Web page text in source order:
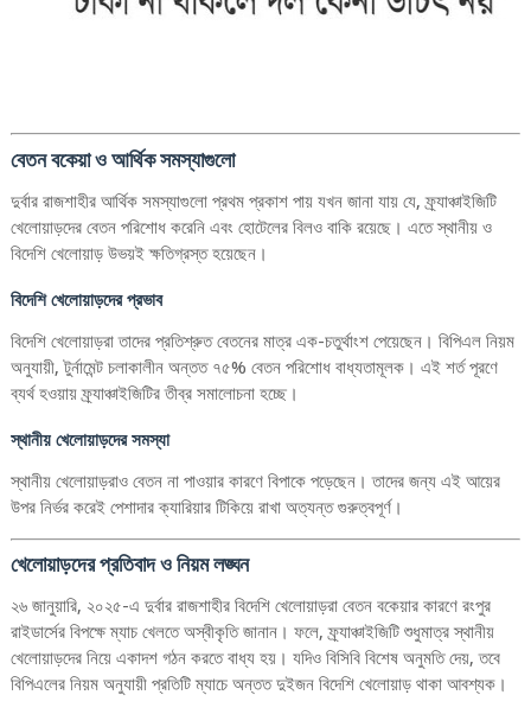
বেতন বকেয়া ও আর্থিক সমস্যাগুলো
দুর্বার রাজশাহীর আর্থিক সমস্যাগুলো প্রথম প্রকাশ পায় যখন জানা যায় যে, ফ্র্যাঞ্চাইজিটি
খেলোয়াড়দের বেতন পরিশোধ করেনি এবং হোটেলের বিলও বাকি রয়েছে। এতে স্থানীয় ও
বিদেশি খেলোয়াড় উভয়ই ক্ষতিগ্রস্ত হয়েছেন।
বিদেশি খেলোয়াড়দের প্রভাব
বিদেশি খেলোয়াড়রা তাদের প্রতিশ্রুত বেতনের মাত্র এক-চতুর্থাংশ পেয়েছেন। বিপিএল নিয়ম
অনুযায়ী, টুর্নামেন্ট চলাকালীন অন্তত ৭৫% বেতন পরিশোধ বাধ্যতামূলক। এই শর্ত পূরণে
ব্যর্থ হওয়ায় ফ্র্যাঞ্চাইজিটির তীব্র সমালোচনা হচ্ছে।
স্থানীয় খেলোয়াড়দের সমস্যা
স্থানীয় খেলোয়াড়রাও বেতন না পাওয়ার কারণে বিপাকে পড়েছেন। তাদের জন্য এই আয়ের
উপর নির্ভর করেই পেশাদার ক্যারিয়ার টিকিয়ে রাখা অত্যন্ত গুরুত্বপূর্ণ।
খেলোয়াড়দের প্রতিবাদ ও নিয়ম লঙ্ঘন
২৬ জানুয়ারি, ২০২৫-এ দুর্বার রাজশাহীর বিদেশি খেলোয়াড়রা বেতন বকেয়ার কারণে রংপুর
রাইডার্সের বিপক্ষে ম্যাচ খেলতে অস্বীকৃতি জানান। ফলে, ফ্র্যাঞ্চাইজিটি শুধুমাত্র স্থানীয়
খেলোয়াড়দের নিয়ে একাদশ গঠন করতে বাধ্য হয়। যদিও বিসিবি বিশেষ অনুমতি দেয়, তবে
বিপিএলের নিয়ম অনুযায়ী প্রতিটি ম্যাচে অন্তত দুইজন বিদেশি খেলোয়াড় থাকা আবশ্যক।